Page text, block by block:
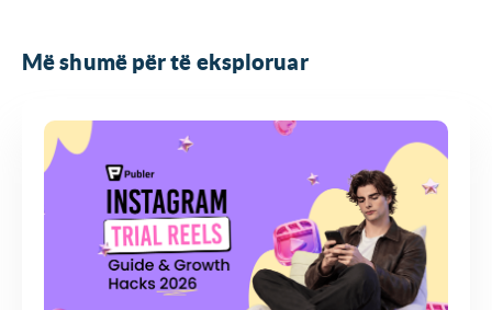
Më shumë për të eksploruar